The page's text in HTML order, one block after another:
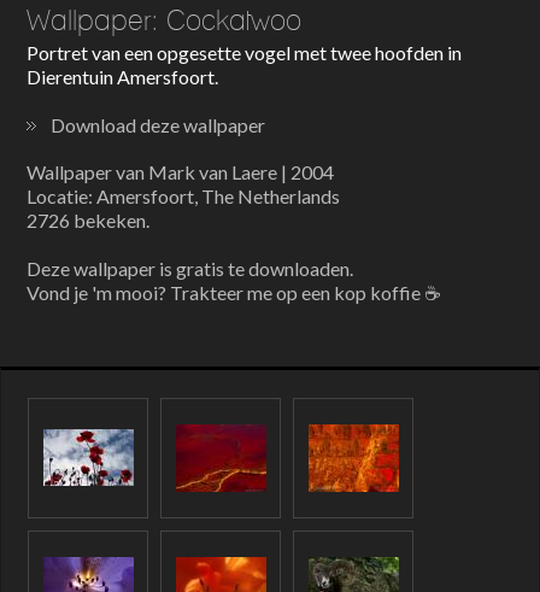
Wallpaper: Cockatwoo
Portret van een opgesette vogel met twee hoofden in
Dierentuin Amersfoort.
Download deze wallpaper
Wallpaper van Mark van Laere | 2004
Locatie: Amersfoort, The Netherlands
2726 bekeken.
Deze wallpaper is gratis te downloaden.
Vond je 'm mooi? Trakteer me op een kop koffie ☕